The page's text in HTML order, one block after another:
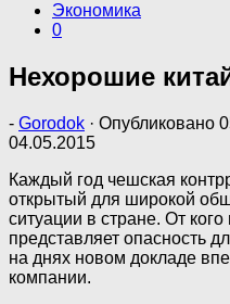
Экономика
0
Нехорошие
- Gorodok · Опубликовано
04.05.2015
Каждый год чешская
открытый для широкой
ситуации в стране. От
представляет опасность
на днях новом докладе
компании.